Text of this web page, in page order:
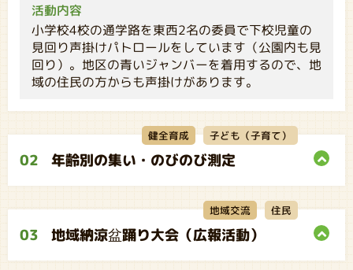
活動内容
小学校4校の通学路を東西2名の委員で下校児童の
見回り声掛けパトロールをしています（公園内も見
回り）。地区の青いジャンバーを着用するので、地
域の住民の方からも声掛けがあります。
02 年齢別の集い・のびのび測定
健全育成 子ども（子育て）
03 地域納涼盆踊り大会（広報活動）
地域交流 住民